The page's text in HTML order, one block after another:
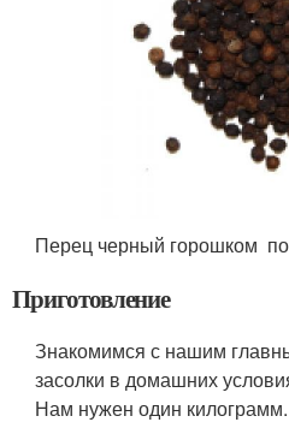
Перец черный горошком по
Приготовление
Знакомимся с нашим
засолки в домашних
Нам нужен один килограмм.